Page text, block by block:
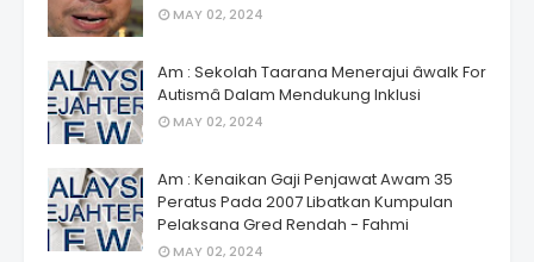
MAY 02, 2024
Am : Sekolah Taarana Menerajui âwalk For
Autismâ Dalam Mendukung Inklusi
MAY 02, 2024
Am : Kenaikan Gaji Penjawat Awam 35
Peratus Pada 2007 Libatkan Kumpulan
Pelaksana Gred Rendah - Fahmi
MAY 02, 2024